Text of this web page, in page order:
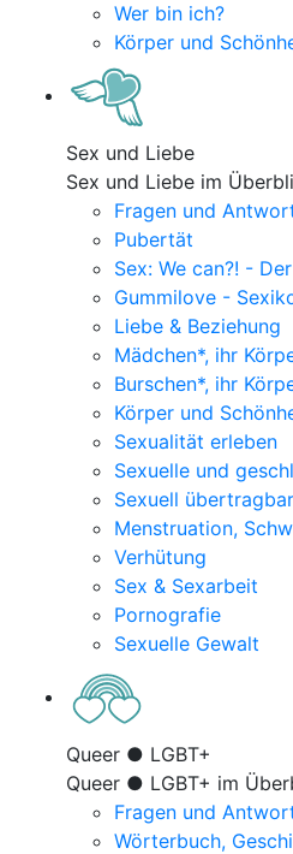
Wer bin ich?
Körper und
Sex und Liebe
Sex und Liebe im
Fragen und
Pubertät
Sex: We can?! -
Gummilove -
Liebe & Beziehung
Mädchen*, ihr
Burschen*, ihr
Körper und
Sexualität erleben
Sexuelle und
Sexuell
Menstruation,
Verhütung
Sex & Sexarbeit
Pornografie
Sexuelle Gewalt
Queer ● LGBT+
Queer ● LGBT+ im
Fragen und
Wörterbuch,